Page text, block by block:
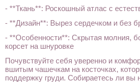
- **Ткань**: Роскошный атлас с
- **Дизайн**: Вырез сердечком и без
- **Особенности**: Скрытая молния,
корсет на шнуровке
Почувствуйте себя уверенно и
вшитым чашечкам на косточках,
поддержку груди. Собираетесь ли вы